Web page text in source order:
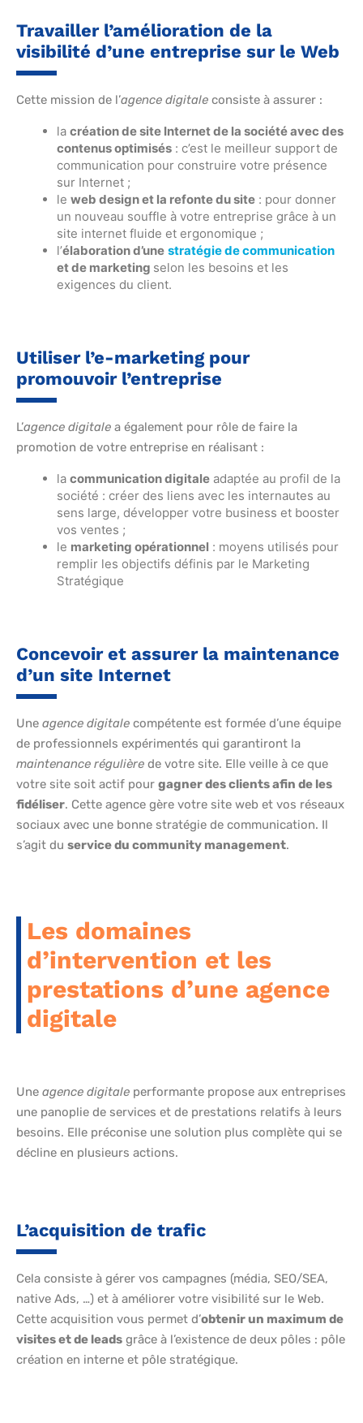
Travailler l’amélioration de la
visibilité d’une entreprise sur le Web
Cette mission de l’agence digitale consiste à assurer :
la création de site Internet de la société avec des
contenus optimisés : c’est le meilleur support de
communication pour construire votre présence
sur Internet ;
le web design et la refonte du site : pour donner
un nouveau souffle à votre entreprise grâce à un
site internet fluide et ergonomique ;
l’élaboration d’une stratégie de communication
et de marketing selon les besoins et les
exigences du client.
Utiliser l’e-marketing pour
promouvoir l’entreprise
L’agence digitale a également pour rôle de faire la
promotion de votre entreprise en réalisant :
la communication digitale adaptée au profil de la
société : créer des liens avec les internautes au
sens large, développer votre business et booster
vos ventes ;
le marketing opérationnel : moyens utilisés pour
remplir les objectifs définis par le Marketing
Stratégique
Concevoir et assurer la maintenance
d’un site Internet
Une agence digitale compétente est formée d’une équipe
de professionnels expérimentés qui garantiront la
maintenance régulière de votre site. Elle veille à ce que
votre site soit actif pour gagner des clients afin de les
fidéliser. Cette agence gère votre site web et vos réseaux
sociaux avec une bonne stratégie de communication. Il
s’agit du service du community management.
Les domaines
d’intervention et les
prestations d’une agence
digitale
Une agence digitale performante propose aux entreprises
une panoplie de services et de prestations relatifs à leurs
besoins. Elle préconise une solution plus complète qui se
décline en plusieurs actions.
L’acquisition de trafic
Cela consiste à gérer vos campagnes (média, SEO/SEA,
native Ads, …) et à améliorer votre visibilité sur le Web.
Cette acquisition vous permet d’obtenir un maximum de
visites et de leads grâce à l’existence de deux pôles : pôle
création en interne et pôle stratégique.